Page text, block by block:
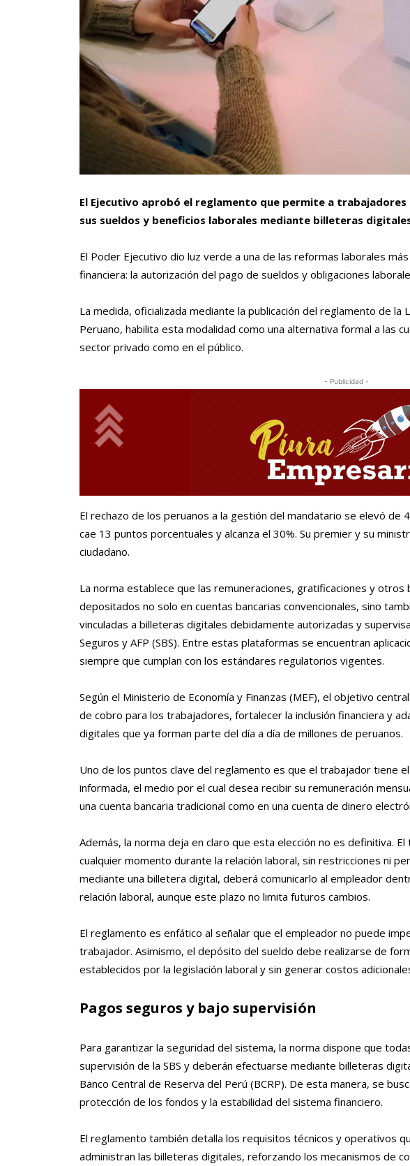
El Ejecutivo aprobó el reglamento que permite a
sus sueldos y beneficios laborales mediante billeteras
El Poder Ejecutivo dio luz verde a una de las reformas laborales
financiera: la autorización del pago de sueldos y obligaciones
La medida, oficializada mediante la publicación del reglamento de la
Peruano, habilita esta modalidad como una alternativa formal a las
sector privado como en el público.
- Publicidad -
El rechazo de los peruanos a la gestión del mandatario se elevó de
cae 13 puntos porcentuales y alcanza el 30%. Su premier y su
ciudadano.
La norma establece que las remuneraciones, gratificaciones y
depositados no solo en cuentas bancarias convencionales, sino
vinculadas a billeteras digitales debidamente autorizadas y
Seguros y AFP (SBS). Entre estas plataformas se encuentran
siempre que cumplan con los estándares regulatorios vigentes.
Según el Ministerio de Economía y Finanzas (MEF), el objetivo
de cobro para los trabajadores, fortalecer la inclusión financiera y
digitales que ya forman parte del día a día de millones de peruanos.
Uno de los puntos clave del reglamento es que el trabajador tiene
informada, el medio por el cual desea recibir su remuneración
una cuenta bancaria tradicional como en una cuenta de dinero
Además, la norma deja en claro que esta elección no es definitiva.
cualquier momento durante la relación laboral, sin restricciones ni
mediante una billetera digital, deberá comunicarlo al empleador
relación laboral, aunque este plazo no limita futuros cambios.
El reglamento es enfático al señalar que el empleador no puede
trabajador. Asimismo, el depósito del sueldo debe realizarse de
establecidos por la legislación laboral y sin generar costos
Pagos seguros y bajo supervisión
Para garantizar la seguridad del sistema, la norma dispone que
supervisión de la SBS y deberán efectuarse mediante billeteras
Banco Central de Reserva del Perú (BCRP). De esta manera, se
protección de los fondos y la estabilidad del sistema financiero.
El reglamento también detalla los requisitos técnicos y operativos
administran las billeteras digitales, reforzando los mecanismos de